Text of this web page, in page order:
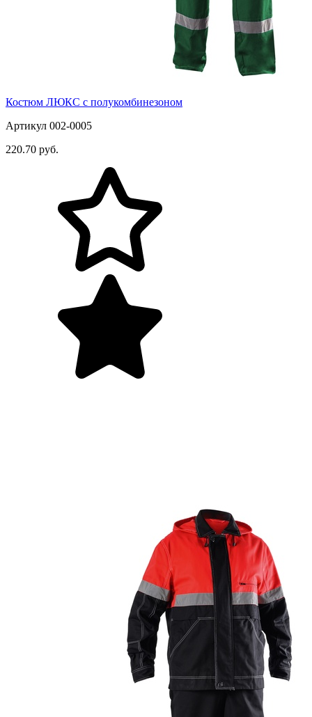
Костюм ЛЮКС с полукомбинезоном
Артикул 002-0005
220.70 руб.